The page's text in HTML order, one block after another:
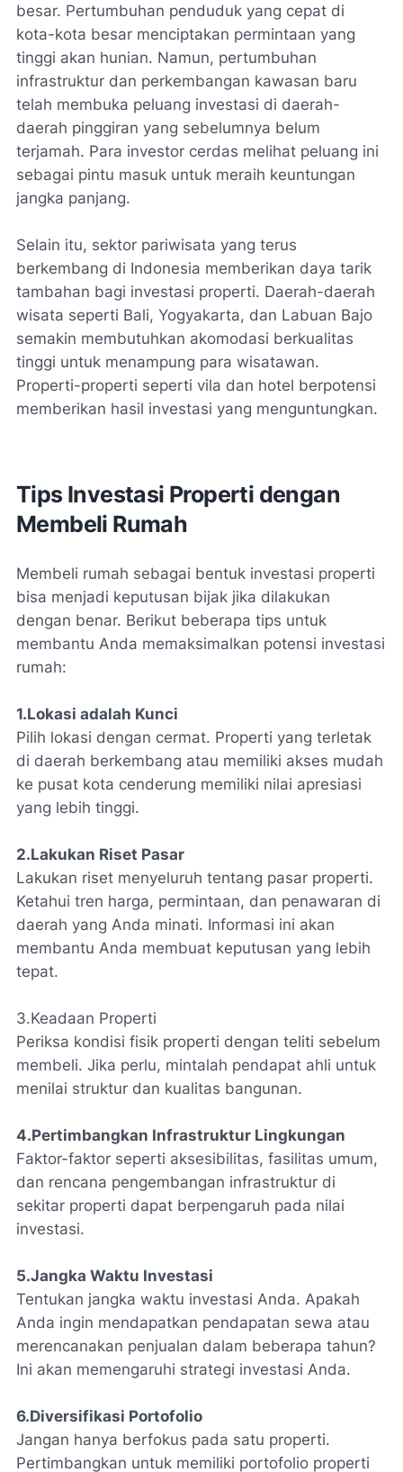
besar. Pertumbuhan penduduk yang cepat di
kota-kota besar menciptakan permintaan yang
tinggi akan hunian. Namun, pertumbuhan
infrastruktur dan perkembangan kawasan baru
telah membuka peluang investasi di daerah-
daerah pinggiran yang sebelumnya belum
terjamah. Para investor cerdas melihat peluang ini
sebagai pintu masuk untuk meraih keuntungan
jangka panjang.
Selain itu, sektor pariwisata yang terus
berkembang di Indonesia memberikan daya tarik
tambahan bagi investasi properti. Daerah-daerah
wisata seperti Bali, Yogyakarta, dan Labuan Bajo
semakin membutuhkan akomodasi berkualitas
tinggi untuk menampung para wisatawan.
Properti-properti seperti vila dan hotel berpotensi
memberikan hasil investasi yang menguntungkan.
Tips Investasi Properti dengan
Membeli Rumah
Membeli rumah sebagai bentuk investasi properti
bisa menjadi keputusan bijak jika dilakukan
dengan benar. Berikut beberapa tips untuk
membantu Anda memaksimalkan potensi investasi
rumah:
1.Lokasi adalah Kunci
Pilih lokasi dengan cermat. Properti yang terletak
di daerah berkembang atau memiliki akses mudah
ke pusat kota cenderung memiliki nilai apresiasi
yang lebih tinggi.
2.Lakukan Riset Pasar
Lakukan riset menyeluruh tentang pasar properti.
Ketahui tren harga, permintaan, dan penawaran di
daerah yang Anda minati. Informasi ini akan
membantu Anda membuat keputusan yang lebih
tepat.
3.Keadaan Properti
Periksa kondisi fisik properti dengan teliti sebelum
membeli. Jika perlu, mintalah pendapat ahli untuk
menilai struktur dan kualitas bangunan.
4.Pertimbangkan Infrastruktur Lingkungan
Faktor-faktor seperti aksesibilitas, fasilitas umum,
dan rencana pengembangan infrastruktur di
sekitar properti dapat berpengaruh pada nilai
investasi.
5.Jangka Waktu Investasi
Tentukan jangka waktu investasi Anda. Apakah
Anda ingin mendapatkan pendapatan sewa atau
merencanakan penjualan dalam beberapa tahun?
Ini akan memengaruhi strategi investasi Anda.
6.Diversifikasi Portofolio
Jangan hanya berfokus pada satu properti.
Pertimbangkan untuk memiliki portofolio properti